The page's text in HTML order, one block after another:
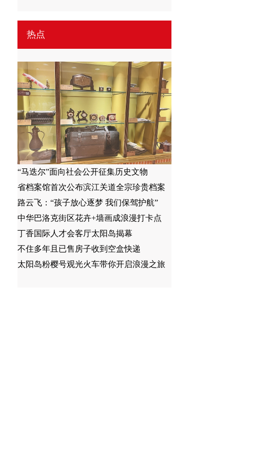
热点
“马迭尔”面向社会公开征集历史文物
省档案馆首次公布滨江关道全宗珍贵档案
路云飞：“孩子放心逐梦 我们保驾护航”
中华巴洛克街区花卉+墙画成浪漫打卡点
丁香国际人才会客厅太阳岛揭幕
不住多年且已售房子收到空盒快递
太阳岛粉樱号观光火车带你开启浪漫之旅